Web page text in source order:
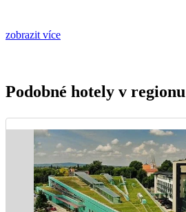
zobrazit více
Podobné hotely v regionu